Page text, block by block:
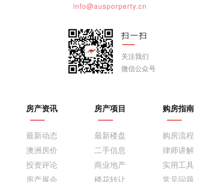
info@ausporperty.cn
扫一扫
关注我们
微信公众号
房产资讯
最新动态
澳洲房价
投资评论
房产展会
房产项目
最新楼盘
二手信息
商业地产
楼花转让
购房指南
购房流程
律师讲解
实用工具
常见问题